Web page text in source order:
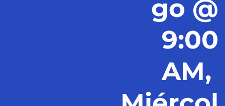
go @
9:00
AM,